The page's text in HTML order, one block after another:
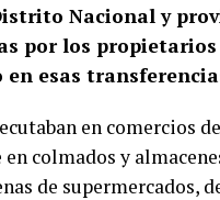
Nacional y
por los
en esas
en comercios
colmados y
de supermercados,